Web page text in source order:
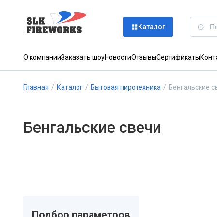
Каталог
О компанииЗаказать шоуНовостиОтзывыСертификаты
Главная / Каталог / Бытовая пиротехника / Бенгальские
Бенгальские свечи
Подбор параметров